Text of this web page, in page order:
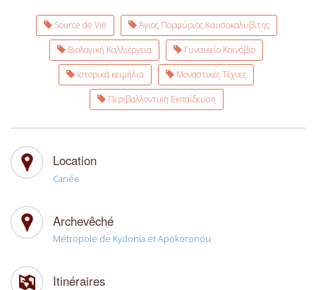
Source de Vie Άγιος Πορφύριος Καυσοκαλυβίτης
Βιολογική Καλλιέργεια Γυναικείο Κοινόβιο
Ιστορικά κειμήλια Μοναστικές Τέχνες
Περιβαλλοντική Εκπαίδευση
Location
Canée
Archevêché
Métropole de Kydonia et Apokoronou
Itinéraires